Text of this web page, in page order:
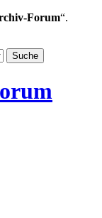
Forum“.